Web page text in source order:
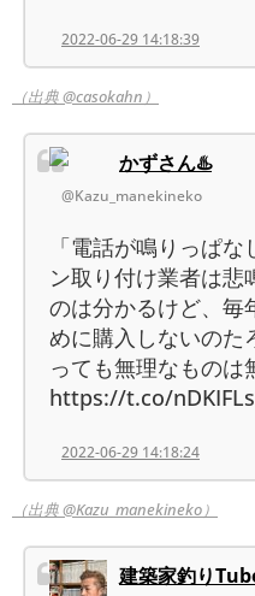
2022-06-29 14:18:39
（出典 @casokahn）
かずさん♨️
@Kazu_manekineko
「電話が鳴りっぱ
ン取り付け業者は悲
のは分かるけど、毎
めに購入しないのた
っても無理なものは
https://t.co/
2022-06-29 14:18:24
（出典 @Kazu_manekineko）
建築家釣り